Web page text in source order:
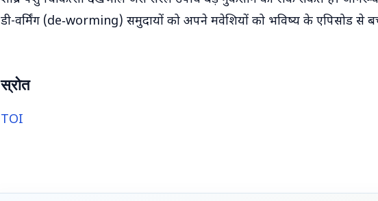
डी-वर्मिंग (de‑worming) समुदायों को अपने मवेशियों को भविष्य के एपिसोड से
स्रोत
TOI